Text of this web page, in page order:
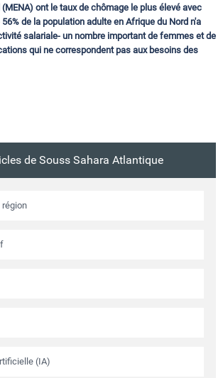
(MENA) ont le taux de chômage le plus élevé avec
de la population adulte en Afrique du Nord n'a
salariale- un nombre important de femmes et de
qui ne correspondent pas aux besoins des
de Souss Sahara Atlantique
région
(IA)